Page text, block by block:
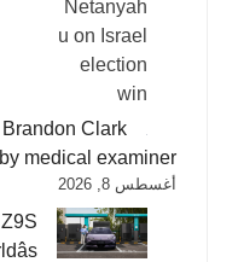
Brandon Clark
medical examiner
أغسطس 8, 2026